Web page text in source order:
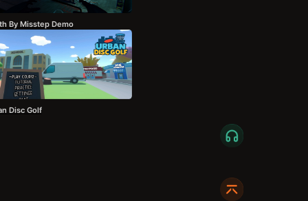
By Misstep Demo
Disc Golf